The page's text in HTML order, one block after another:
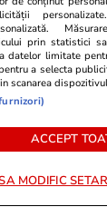
cere lui
se grăbească
de
prin statistici
datelor limitate
a selecta
scanarea
ACCEPT
MODIFIC